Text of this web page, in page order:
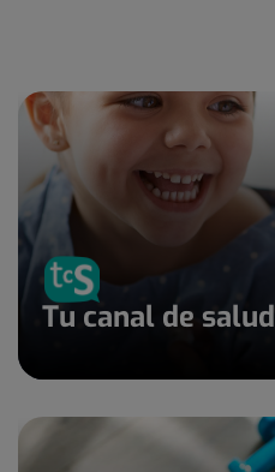
Tu canal de salud